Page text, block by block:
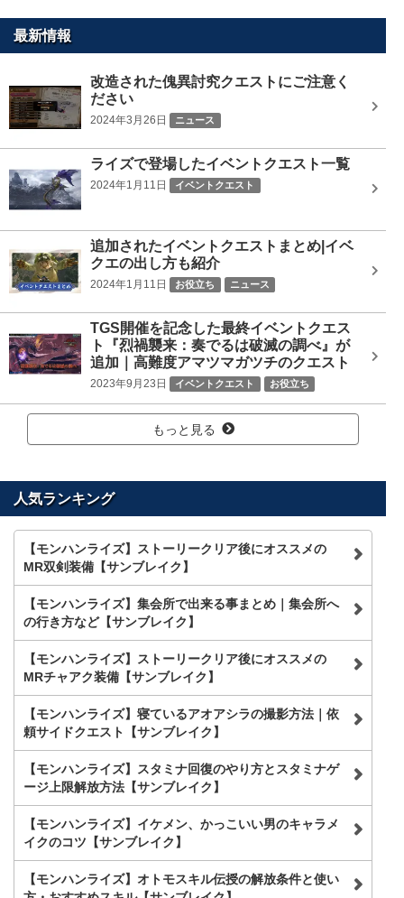
を
最新情報
改造された傀異討究クエストにご注意く
ださい
2024年3月26日 ニュース
ライズで登場したイベントクエスト一覧
2024年1月11日 イベントクエスト
追加されたイベントクエストまとめ|イベ
クエの出し方も紹介
2024年1月11日 お役立ち ニュース
TGS開催を記念した最終イベントクエス
ト『烈禍襲来：奏でるは破滅の調べ』が
追加｜高難度アマツマガツチのクエスト
2023年9月23日 イベントクエスト
お役立ち
ニュース
もっと見る
人気ランキング
【モンハンライズ】ストーリークリア後にオススメの
MR双剣装備【サンブレイク】
【モンハンライズ】集会所で出来る事まとめ｜集会所へ
の行き方など【サンブレイク】
【モンハンライズ】ストーリークリア後にオススメの
MRチャアク装備【サンブレイク】
【モンハンライズ】寝ているアオアシラの撮影方法｜依
頼サイドクエスト【サンブレイク】
【モンハンライズ】スタミナ回復のやり方とスタミナゲ
ージ上限解放方法【サンブレイク】
【モンハンライズ】イケメン、かっこいい男のキャラメ
イクのコツ【サンブレイク】
【モンハンライズ】オトモスキル伝授の解放条件と使い